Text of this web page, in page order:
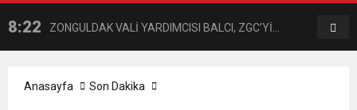
8:22 ZONGULDAK VALİ YARDIMCISI BALCI, ZGC’Yİ
Anasayfa Son Dakika